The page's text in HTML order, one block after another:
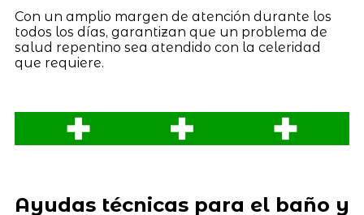
Con un amplio margen de atención durante los
todos los días, garantizan que un problema de
salud repentino sea atendido con la celeridad
que requiere.
Ayudas técnicas para el baño y